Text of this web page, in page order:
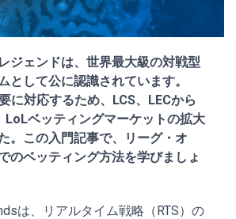
ジェンドは、世界最大級の対戦型
として公に認識されています。
に対応するため、LCS、LECから
LoLベッティングマーケットの拡大
。この入門記事で、リーグ・オ
のベッティング方法を学びましょ
は、リアルタイム戦略（RTS）の